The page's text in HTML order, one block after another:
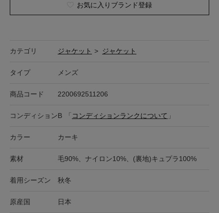
お気に入りブランド登録
カテゴリ ジャケット > ジャケット
タイプ メンズ
商品コード 2200692511206
コンディションB 「 コンディションランクについて 」
カラー カーキ
素材 毛90%、ナイロン10%、(裏地)キュプラ100%
着用シーズン 秋冬
原産国 日本